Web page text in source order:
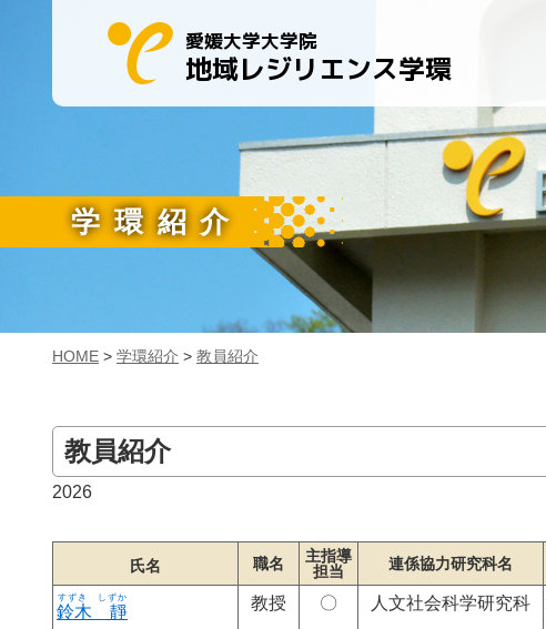
愛媛大学大学院
地域レジリエンス学環
学環紹介
HOME > 学環紹介 > 教員紹介
教員紹介
2026
氏名 職名
主指導
担当
連係協力研究科名
鈴木 靜 教授 〇 人文社会科学研究科